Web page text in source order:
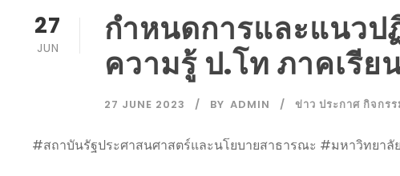
27
JUN
กำหนดการและแนวป
ความรู้ ป.โท ภาคเรี
27 JUNE 2023 BY ADMIN ข่าว ประกาศ กิจกรร
#สถาบันรัฐประศาสนศาสตร์และนโยบายสาธารณะ #มหาวิทยาลั